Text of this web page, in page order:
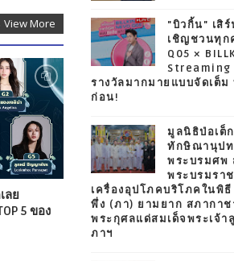
View More
ลย
5 ของ
"บิวกิ้น" เสิ
เชิญชวนทุก
Q05 ×
Streaming
รางวัลมากมายแบบจัดเต็
ก่อน!
มูลนิธิป่อเต็
ทักษิณานุปท
พระบรมศพ
พระบรมรา
เครื่องอุปโภคบริโภคในพิ
พึ่ง (ภา) ยามยาก สภากาช
พระกุศลแด่สมเด็จพระเจ้า
ภาฯ